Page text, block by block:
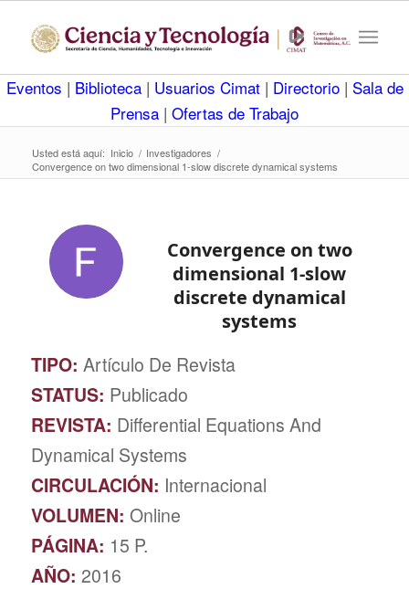
Eventos | Biblioteca | Usuarios Cimat | Directorio | Sala de
Prensa | Ofertas de Trabajo
Usted está aquí: Inicio / Investigadores /
Convergence on two dimensional 1-slow discrete dynamical systems
Convergence on two
dimensional 1-slow
discrete dynamical
systems
TIPO: Artículo De Revista
STATUS: Publicado
REVISTA: Differential Equations And
Dynamical Systems
CIRCULACIÓN: Internacional
VOLUMEN: Online
PÁGINA: 15 P.
AÑO: 2016